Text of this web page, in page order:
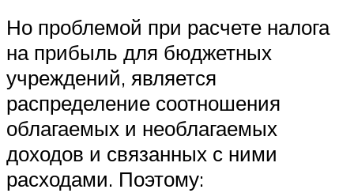
Но проблемой при расчете налога
на прибыль для бюджетных
учреждений, является
распределение соотношения
облагаемых и необлагаемых
доходов и связанных с ними
расходами. Поэтому: